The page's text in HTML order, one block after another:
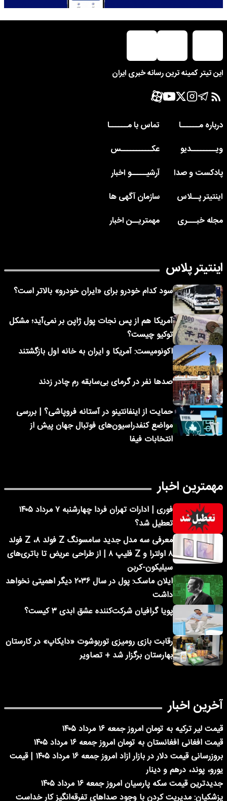
این تیتر کمینه ترین رسانه خبری ایران
درباره مــــــا
تماس با مــــــا
ویــــــــدیو
عکــــــــــس
پادکست و صدا
آرشیـــــو اخبار
اینتیتر پــلاس
سازمان آگهی ها
مجله خبـــری
مهمتریــن اخبار
اینتیتر پلاس
سود کدام خودرو برای «ایران خودرو» بالاتر است؟
آمریکا هم از پس نجات پول ژاپن بر نمی‌آید؛ مشکل
توکیو چیست؟
اکونومیست: آمریکا و ایران به خانه اول بازگشتند
صدها نفر در گرمای بی‌سابقه رم چادر زدند
حمایت از اینفانتینو در آستانه فروپاشی؟ | بررسی
مواضع کنفدراسیون‌های فوتبال جهان پیش از
انتخابات فیفا
مهمترین اخبار
فوری | ادارات تهران فردا چهارشنبه ۷ مرداد ۱۴۰۵
تعطیل شد؟
معرفی سه مدل جدید سامسونگ Z فولد ۸، Z فولد
۸ اولترا و Z فلیپ ۸ | از طراحی عریض تا باتری‌های
سیلیکون-کربن
ایلان ماسک: پول در سال ۲۰۳۶ دیگر اهمیتی نخواهد
داشت
پویا گرافیان شرکت‌کننده عشق ابدی ۳ کیست؟
رقابت بازی رومیزی توربوشوت «دایکاپ» در کارستان
بهارستان برگزار شد + تصاویر
آخرین اخبار
قیمت لیر ترکیه به تومان امروز جمعه ۱۶ مرداد ۱۴۰۵
قیمت افغانی افغانستان به تومان امروز جمعه ۱۶ مرداد ۱۴۰۵
بروزرسانی قیمت دلار در بازار ازاد امروز جمعه ۱۶ مرداد ۱۴۰۵ | قیمت
یورو، پوند، درهم و دینار
جدیدترین قیمت سکه پارسیان امروز جمعه ۱۶ مرداد ۱۴۰۵
پزشکیان: مدیریت کردن با وجود صداهای تفرقه‌انگیز کار خداست